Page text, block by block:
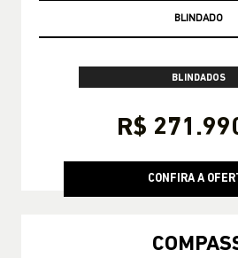
PRONTA-ENTREGA
BLINDADOS
R$
CONFIRA A